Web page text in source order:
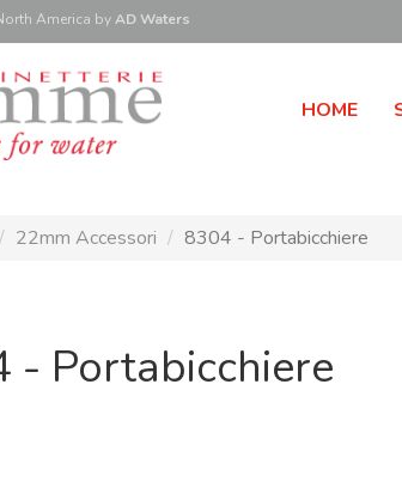
America byAD Waters
HOME
22mm Accessori 8304 - Portabicchiere
- Portabicchiere